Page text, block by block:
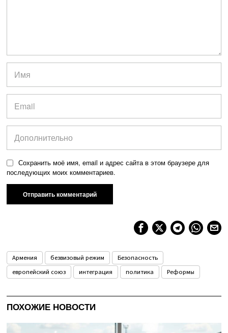
Сохранить моё имя, email и адрес сайта в этом браузере для
последующих моих комментариев.
Армения безвизовый режим
Безопасность
европейский союз
интеграция политика Реформы
ПОХОЖИЕ НОВОСТИ